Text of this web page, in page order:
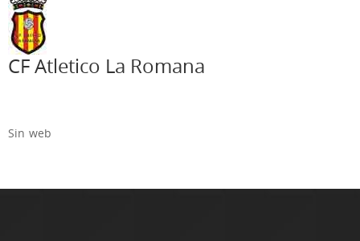
CF Atletico La Romana
Sin web